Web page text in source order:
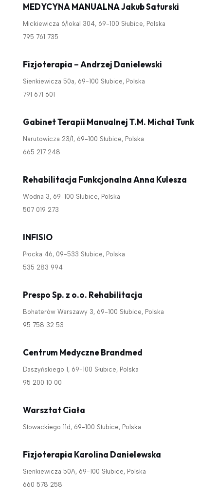
MEDYCYNA MANUALNA Jakub Saturski
Mickiewicza 6/lokal 304, 69-100 Słubice, Polska
795 761 735
Fizjoterapia – Andrzej Danielewski
Sienkiewicza 50a, 69-100 Słubice, Polska
791 671 601
Gabinet Terapii Manualnej T.M. Michał Tunk
Narutowicza 23/1, 69-100 Słubice, Polska
665 217 248
Rehabilitacja Funkcjonalna Anna Kulesza
Wodna 3, 69-100 Słubice, Polska
507 019 273
INFISIO
Płocka 46, 09-533 Słubice, Polska
535 283 994
Prespo Sp. z o.o. Rehabilitacja
Bohaterów Warszawy 3, 69-100 Słubice, Polska
95 758 32 53
Centrum Medyczne Brandmed
Daszyńskiego 1, 69-100 Słubice, Polska
95 200 10 00
Warsztat Ciała
Słowackiego 11d, 69-100 Słubice, Polska
Fizjoterapia Karolina Danielewska
Sienkiewicza 50A, 69-100 Słubice, Polska
660 578 258